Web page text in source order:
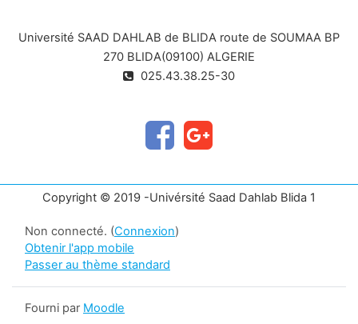
Université SAAD DAHLAB de BLIDA route de SOUMAA BP
270 BLIDA(09100) ALGERIE
025.43.38.25-30
Copyright © 2019 -Univérsité Saad Dahlab Blida 1
Non connecté. (Connexion)
Obtenir l'app mobile
Passer au thème standard
Fourni par Moodle